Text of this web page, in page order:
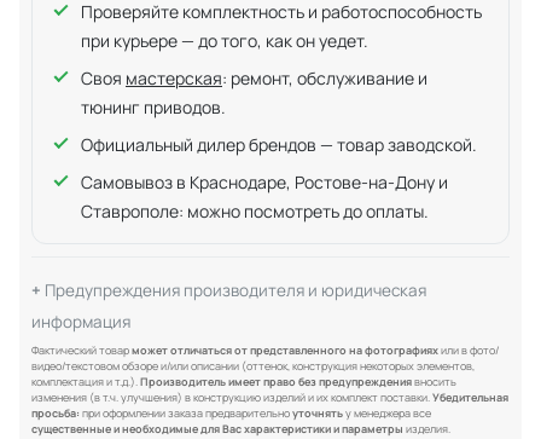
Проверяйте комплектность и работоспособность
при курьере — до того, как он уедет.
Своя мастерская: ремонт, обслуживание и
тюнинг приводов.
Официальный дилер брендов — товар заводской.
Самовывоз в Краснодаре, Ростове-на-Дону и
Ставрополе: можно посмотреть до оплаты.
Предупреждения производителя и юридическая
информация
Фактический товарможет отличаться от представленного на фотографияхили в фото/
видео/текстовом обзоре и/или описании (оттенок, конструкция некоторых элементов,
комплектация и т.д.).Производитель имеет право без предупреждениявносить
изменения (в т.ч. улучшения) в конструкцию изделий и их комплект поставки.Убедительная
просьба: при оформлении заказа предварительноуточнятьу менеджера все
существенные и необходимые для Вас характеристики и параметры изделия.